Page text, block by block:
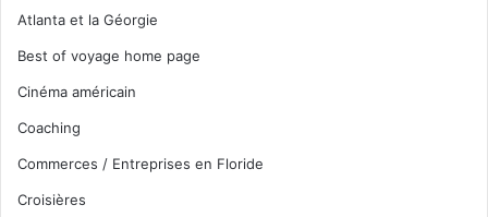
Atlanta et la Géorgie
Best of voyage home page
Cinéma américain
Coaching
Commerces / Entreprises en Floride
Croisières